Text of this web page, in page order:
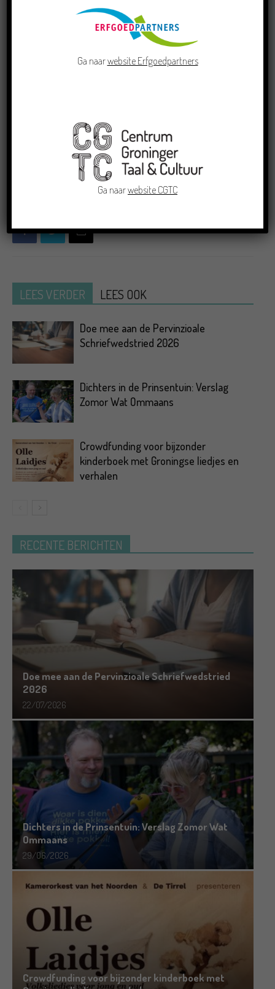
aanvragen via de website www.rug.nl/lespakketten.
Voor meer informatie en informatie over het bijwonen
basisscholen Goffe Jensma
Goos Gosling Slotegraaf
Onderwijs
Rijksuniversiteit Groningen
LEES VERDER LEES OOK
Doe mee aan de Pervinzioale
Schriefwedstried 2026
Dichters in de Prinsentuin: Verslag
Zomor Wat Ommaans
Crowdfunding voor bijzonder
kinderboek met Groningse liedjes en
verhalen
RECENTE BERICHTEN
Doe mee aan de Pervinzioale Schriefwedstried
2026
22/07/2026
Dichters in de Prinsentuin: Verslag Zomor Wat
Ommaans
29/06/2026
Crowdfunding voor bijzonder kinderboek met
Ga naarwebsite Erfgoedpartners
Ga naarwebsite CGTC